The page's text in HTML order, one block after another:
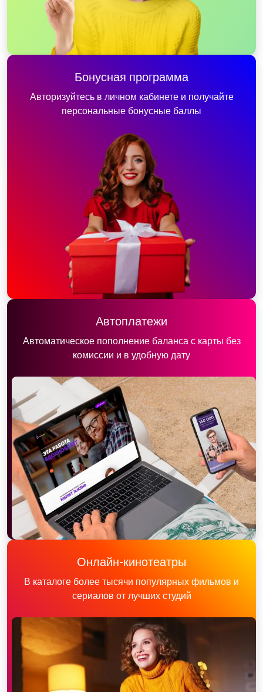
Бонусная программа
Авторизуйтесь в личном кабинете и получайте
персональные бонусные баллы
Автоплатежи
Автоматическое пополнение баланса с карты без
комиссии и в удобную дату
Онлайн-кинотеатры
В каталоге более тысячи популярных фильмов и
сериалов от лучших студий